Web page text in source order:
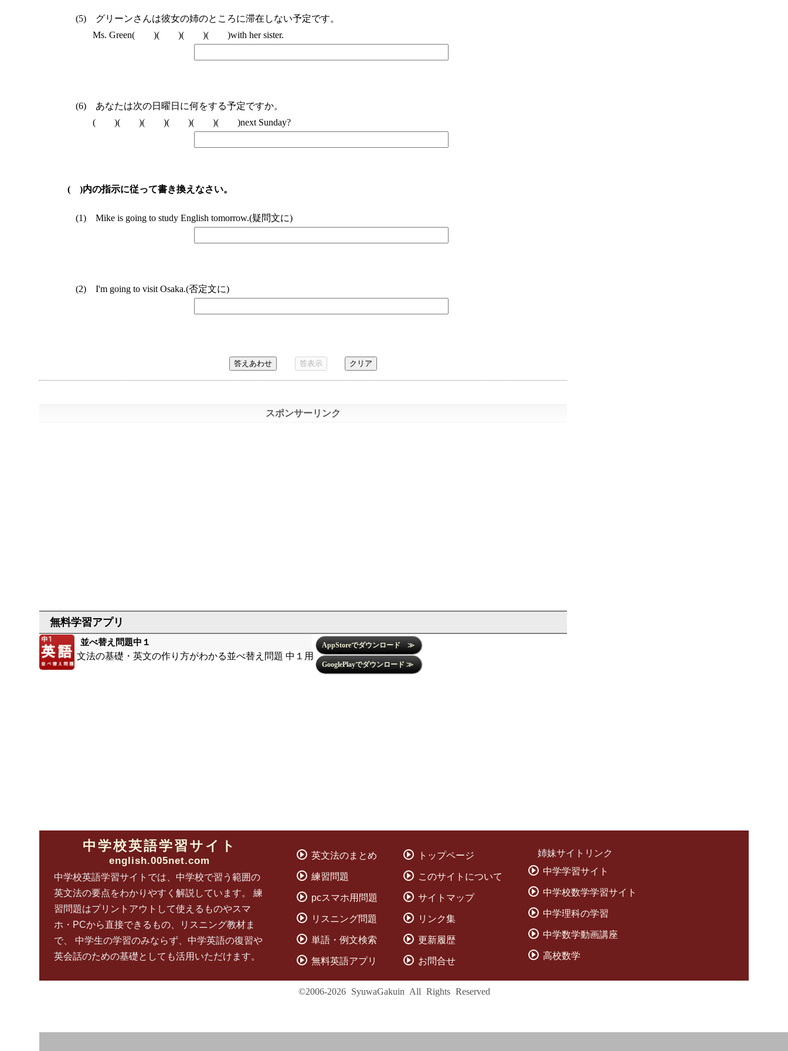
グリーンさんは彼女の姉のところに滞在しない予定です。
Ms. Green( )( )( )( )with her sister.
あなたは次の日曜日に何をする予定ですか。
( )( )( )( )( )( )next Sunday?
( )内の指示に従って書き換えなさい。
Mike is going to study English tomorrow.(疑問文に)
I'm going to visit Osaka.(否定文に)
答えあわせ 答表示 クリア
並べ替え問題中１
文法の基礎・英文の作り方がわかる並べ替え問題 中１用
中学校英語学習サイト
english.005net.com
中学校英語学習サイトでは、中学校で習う範囲の
英文法の要点をわかりやすく解説しています。 練
習問題はプリントアウトして使えるものやスマ
ホ・PCから直接できるもの、リスニング教材ま
で、 中学生の学習のみならず、中学英語の復習や
英会話のための基礎としても活用いただけます。
英文法のまとめ
練習問題
pcスマホ用問題
リスニング問題
単語・例文検索
無料英語アプリ
トップページ
このサイトについて
サイトマップ
リンク集
更新履歴
お問合せ
姉妹サイトリンク
中学学習サイト
中学校数学学習サイト
中学理科の学習
中学数学動画講座
高校数学
©2006-2026 SyuwaGakuin All Rights Reserved